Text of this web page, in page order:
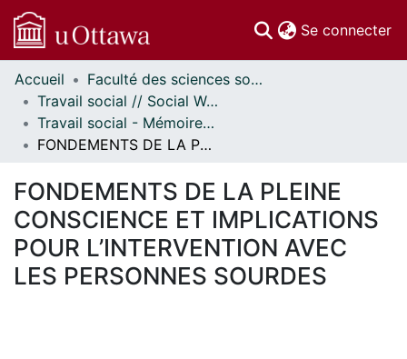
Se connecter
Communautés
et collections
Parcourir
Statistiques
À propos
Accueil
Faculté des sciences sociales // Faculty of Social Sciences
Travail social // Social Work
Travail social - Mémoires // Social Work - Research Papers
FONDEMENTS DE LA PLEINE CONSCIENCE ET IMPLICATIONS POUR L’INTERVENTION AVEC LES PERSONNES SOURDES
FONDEMENTS DE LA PLEINE
CONSCIENCE ET IMPLICATIONS
POUR L’INTERVENTION AVEC
LES PERSONNES SOURDES